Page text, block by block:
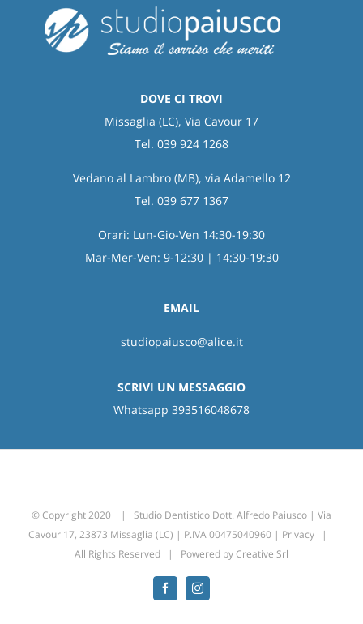
DOVE CI TROVI
Missaglia (LC), Via Cavour 17
Tel. 039 924 1268
Vedano al Lambro (MB), via Adamello 12
Tel. 039 677 1367
Orari: Lun-Gio-Ven 14:30-19:30
Mar-Mer-Ven: 9-12:30 | 14:30-19:30
EMAIL
studiopaiusco@alice.it
SCRIVI UN MESSAGGIO
Whatsapp 393516048678
© Copyright 2020 | Studio Dentistico Dott. Alfredo Paiusco | Via
Cavour 17, 23873 Missaglia (LC) | P.IVA 00475040960 | Privacy |
All Rights Reserved | Powered byCreative Srl
FacebookInstagram